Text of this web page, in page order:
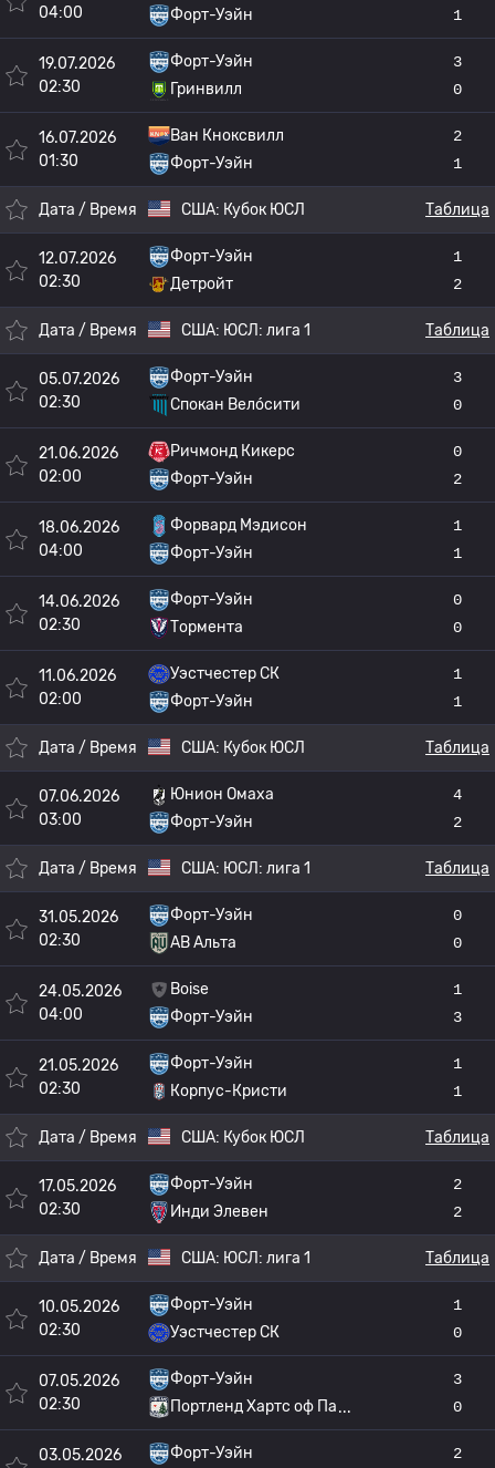
04:00
Форт-Уэйн
1
19.07.2026
02:30
Форт-Уэйн
Гринвилл
3
0
16.07.2026
01:30
Ван Кноксвилл
Форт-Уэйн
2
1
Дата / Время США: Кубок ЮСЛ Таблица
12.07.2026
02:30
Форт-Уэйн
Детройт
1
2
Дата / Время США: ЮСЛ: лига 1 Таблица
05.07.2026
02:30
Форт-Уэйн
Спокан Вело́сити
3
0
21.06.2026
02:00
Ричмонд Кикерс
Форт-Уэйн
0
2
18.06.2026
04:00
Форвард Мэдисон
Форт-Уэйн
1
1
14.06.2026
02:30
Форт-Уэйн
Тормента
0
0
11.06.2026
02:00
Уэстчестер СК
Форт-Уэйн
1
1
Дата / Время США: Кубок ЮСЛ Таблица
07.06.2026
03:00
Юнион Омаха
Форт-Уэйн
4
2
Дата / Время США: ЮСЛ: лига 1 Таблица
31.05.2026
02:30
Форт-Уэйн
АВ Альта
0
0
24.05.2026
04:00
Boise
Форт-Уэйн
1
3
21.05.2026
02:30
Форт-Уэйн
Корпус-Кристи
1
1
Дата / Время США: Кубок ЮСЛ Таблица
17.05.2026
02:30
Форт-Уэйн
Инди Элевен
2
2
Дата / Время США: ЮСЛ: лига 1 Таблица
10.05.2026
02:30
Форт-Уэйн
Уэстчестер СК
1
0
07.05.2026
02:30
Форт-Уэйн
Портленд Хартс оф Па
3
0
03.05.2026
Форт-Уэйн
2